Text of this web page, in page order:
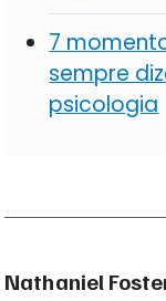
7
sempre
psicologia
Nathaniel